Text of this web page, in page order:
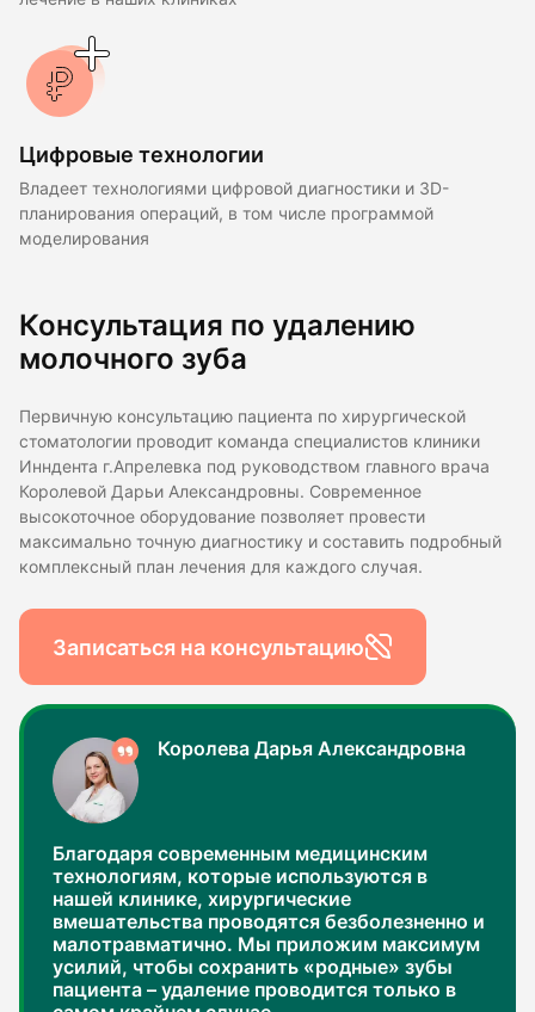
Цифровые технологии
Владеет технологиями цифровой диагностики и 3D-
планирования операций, в том числе программой
моделирования
Консультация по удалению
молочного зуба
Первичную консультацию пациента по хирургической
стоматологии проводит команда специалистов клиники
Инндента г.Апрелевка под руководством главного врача
Королевой Дарьи Александровны. Современное
высокоточное оборудование позволяет провести
максимально точную диагностику и составить подробный
комплексный план лечения для каждого случая.
Записаться на консультацию
Королева Дарья Александровна
Благодаря современным медицинским
технологиям, которые используются в
нашей клинике, хирургические
вмешательства проводятся безболезненно и
малотравматично. Мы приложим максимум
усилий, чтобы сохранить «родные» зубы
пациента – удаление проводится только в